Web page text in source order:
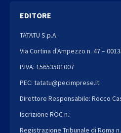
EDITORE
TATATU S.p.A.
Via Cortina d'Ampezzo n. 47 –
P.IVA: 15653581007
PEC: tatatu@pecimprese.it
Direttore Responsabile: Rocco
Iscrizione ROC n.:
Registrazione Tribunale di Roma